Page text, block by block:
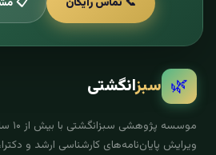
📞 تماس رایگان
📋
🌿 سبزانگشتی
ویرایش پایان‌نامه‌های کارشناسی ارشد و